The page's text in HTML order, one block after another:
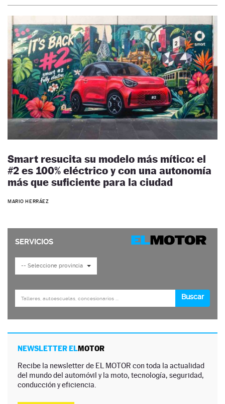
Smart resucita su modelo más mítico: el
#2 es 100% eléctrico y con una autonomía
más que suficiente para la ciudad
MARIO HERRÁEZ
NEWSLETTER ELMOTOR
Recibe la newsletter de EL MOTOR con toda la actualidad
del mundo del automóvil y la moto, tecnología, seguridad,
conducción y eficiencia.